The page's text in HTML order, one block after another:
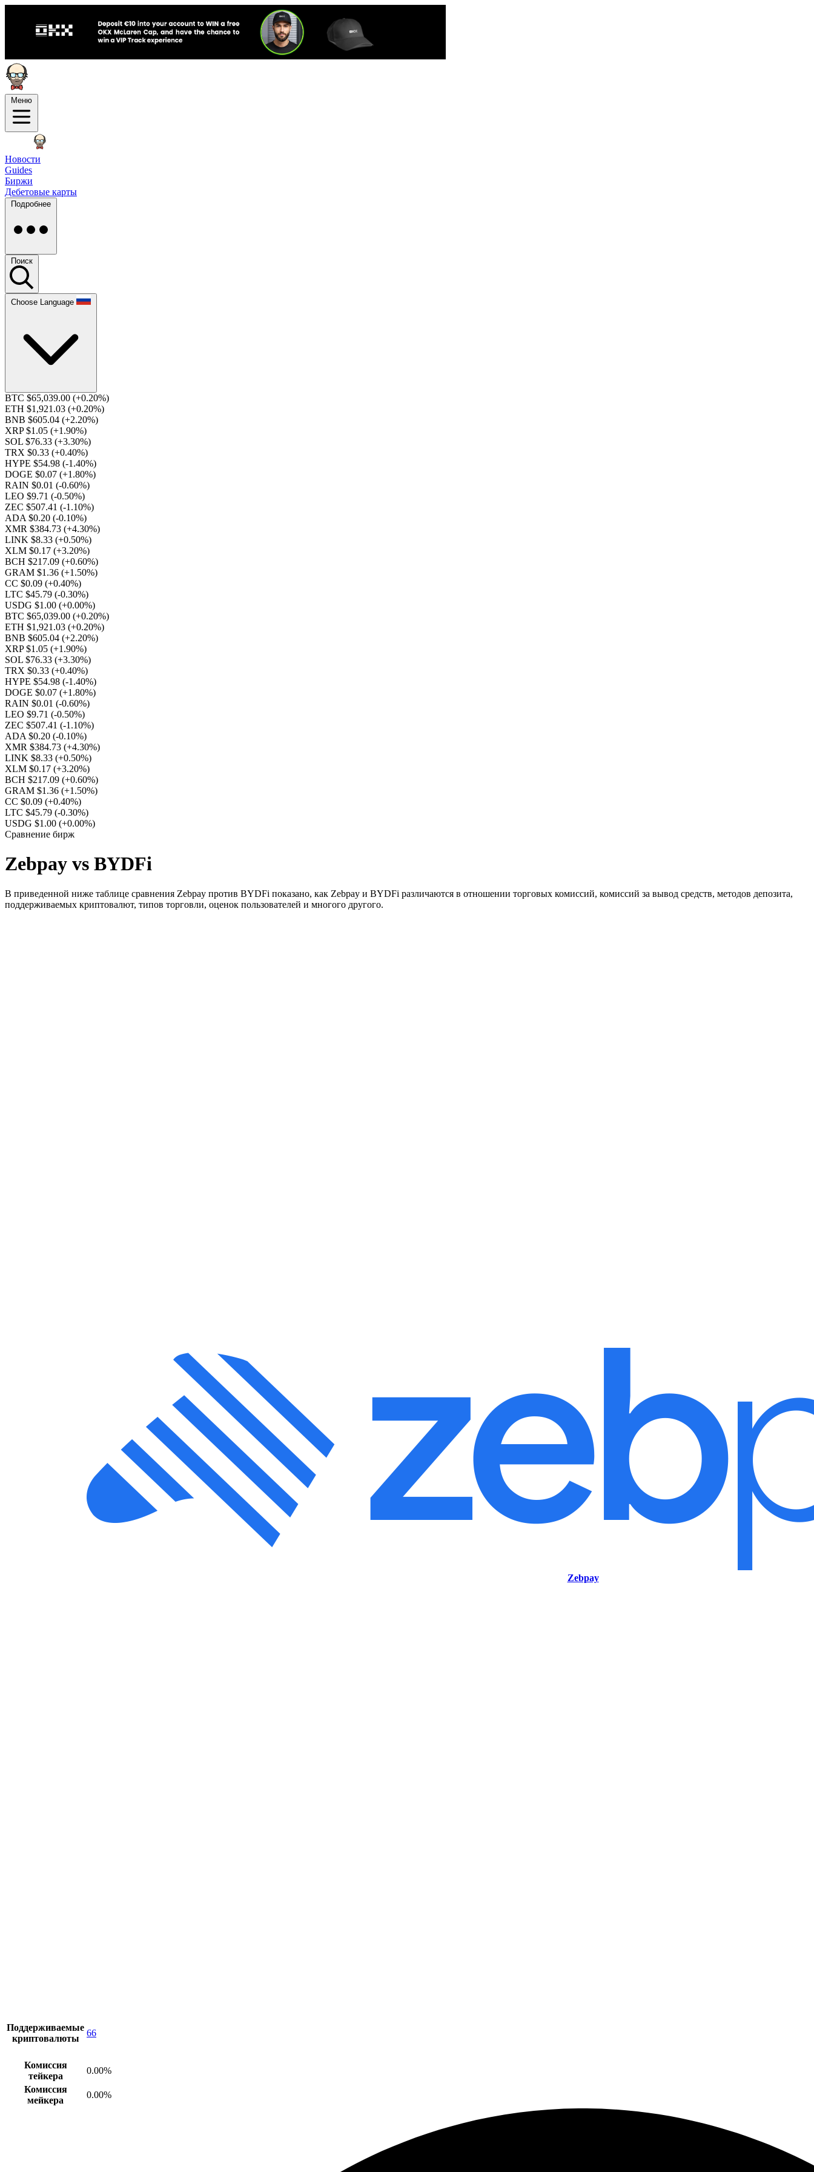
Меню
Новости
Guides
Биржи
Дебетовые карты
Подробнее
Поиск
Choose Language
BTC $65,039.00 (+0.20%)
ETH $1,921.03 (+0.20%)
BNB $605.04 (+2.20%)
XRP $1.05 (+1.90%)
SOL $76.33 (+3.30%)
TRX $0.33 (+0.40%)
HYPE $54.98 (-1.40%)
DOGE $0.07 (+1.80%)
RAIN $0.01 (-0.60%)
LEO $9.71 (-0.50%)
ZEC $507.41 (-1.10%)
ADA $0.20 (-0.10%)
XMR $384.73 (+4.30%)
LINK $8.33 (+0.50%)
XLM $0.17 (+3.20%)
BCH $217.09 (+0.60%)
GRAM $1.36 (+1.50%)
CC $0.09 (+0.40%)
LTC $45.79 (-0.30%)
USDG $1.00 (+0.00%)
BTC $65,039.00 (+0.20%)
ETH $1,921.03 (+0.20%)
BNB $605.04 (+2.20%)
XRP $1.05 (+1.90%)
SOL $76.33 (+3.30%)
TRX $0.33 (+0.40%)
HYPE $54.98 (-1.40%)
DOGE $0.07 (+1.80%)
RAIN $0.01 (-0.60%)
LEO $9.71 (-0.50%)
ZEC $507.41 (-1.10%)
ADA $0.20 (-0.10%)
XMR $384.73 (+4.30%)
LINK $8.33 (+0.50%)
XLM $0.17 (+3.20%)
BCH $217.09 (+0.60%)
GRAM $1.36 (+1.50%)
CC $0.09 (+0.40%)
LTC $45.79 (-0.30%)
USDG $1.00 (+0.00%)
Сравнение бирж
Zebpay vs BYDFi
В приведенной ниже таблице сравнения Zebpay против BYDFi показано, как Zebpay и BYDFi различаются в отношении торговых комиссий, комиссий за вывод средств, методов депозита,
поддерживаемых криптовалют, типов торговли, оценок пользователей и многого другого.
Zebpay
Поддерживаемые
криптовалюты
66
Комиссия
тейкера
0.00%
Комиссия
мейкера
0.00%